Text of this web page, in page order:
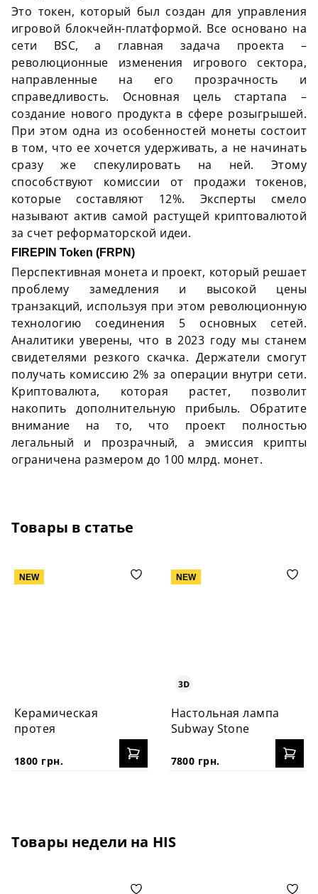
Это токен, который был создан для управления
игровой блокчейн-платформой. Все основано на
сети BSC, а главная задача проекта –
революционные изменения игрового сектора,
направленные на его прозрачность и
справедливость. Основная цель стартапа –
создание нового продукта в сфере розыгрышей.
При этом одна из особенностей монеты состоит
в том, что ее хочется удерживать, а не начинать
сразу же спекулировать на ней. Этому
способствуют комиссии от продажи токенов,
которые составляют 12%. Эксперты смело
называют актив самой растущей криптовалютой
за счет реформаторской идеи.
FIREPIN Token (FRPN)
Перспективная монета и проект, который решает
проблему замедления и высокой цены
транзакций, используя при этом революционную
технологию соединения 5 основных сетей.
Аналитики уверены, что в 2023 году мы станем
свидетелями резкого скачка. Держатели смогут
получать комиссию 2% за операции внутри сети.
Криптовалюта, которая растет, позволит
накопить дополнительную прибыль. Обратите
внимание на то, что проект полностью
легальный и прозрачный, а эмиссия крипты
ограничена размером до 100 млрд. монет.
Товары в статье
NEW
Керамическая
протея
1800 грн.
NEW
Настольная лампа
Subway Stone
7800 грн.
Товары недели на HIS